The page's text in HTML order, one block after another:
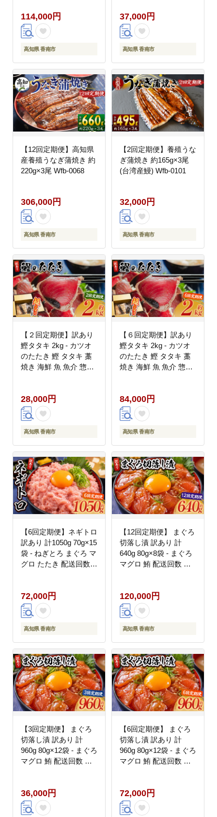
114,000円
高知県 香南市
37,000円
高知県 香南市
【12回定期便】高知県
産養殖うなぎ蒲焼き 約
220g×3尾 Wfb-0068
306,000円
高知県 香南市
【2回定期便】養殖うな
ぎ蒲焼き 約165g×3尾
(台湾産鰻) Wfb-0101
32,000円
高知県 香南市
【２回定期便】訳あり
鰹タタキ 2kg - カツオ
のたたき 鰹 タタキ 藁
焼き 海鮮 魚 魚介 惣菜
郷土料理 送料無料 株式
会社 大熊 高知県 香南
市 冷凍 Wda-0007
28,000円
高知県 香南市
【６回定期便】訳あり
鰹タタキ 2kg - カツオ
のたたき 鰹 タタキ 藁
焼き 海鮮 魚 魚介 惣菜
郷土料理 送料無料 株式
会社 大熊 高知県 香南
市 冷凍 Wda-0009
84,000円
高知県 香南市
【6回定期便】ネギトロ
訳あり 計1050g 70g×15
袋 - ねぎとろ まぐろ マ
グロ たたき 配送回数
巻き寿司 海鮮丼 刺身
おかず おつまみ 郷土料
理 刺身 株式会社大熊
高知県 香南市 冷凍
72,000円
高知県 香南市
【12回定期便】 まぐろ
切落し漬 訳あり 計
640g 80g×8袋 - まぐろ
マグロ 鮪 配送回数 定
グロ 海鮮丼 まぐろ漬け
丼 刺身 おかず おつま
み 刺身 株式会社大熊
高知県 香南市 冷凍
120,000円
高知県 香南市
【3回定期便】 まぐろ
切落し漬 訳あり 計
960g 80g×12袋 - まぐろ
マグロ 鮪 配送回数 定
グロ 海鮮丼 まぐろ漬け
丼 刺身 おかず おつま
み 刺身 株式会社大熊
36,000円
【6回定期便】 まぐろ
切落し漬 訳あり 計
960g 80g×12袋 - まぐろ
マグロ 鮪 配送回数 定
グロ 海鮮丼 まぐろ漬け
丼 刺身 おかず おつま
み 刺身 株式会社大熊
72,000円